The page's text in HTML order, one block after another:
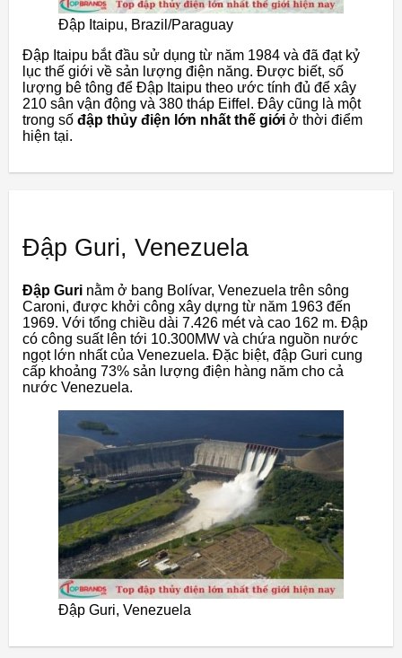
Đập Itaipu, Brazil/Paraguay
Đập Itaipu bắt đầu sử dụng từ năm 1984 và đã đạt kỷ
lục thế giới về sản lượng điện năng. Được biết, số
lượng bê tông để Đập Itaipu theo ước tính đủ để xây
210 sân vận động và 380 tháp Eiffel. Đây cũng là một
trong số đập thủy điện lớn nhất thế giới ở thời điểm
hiện tại.
Đập Guri, Venezuela
Đập Guri nằm ở bang Bolívar, Venezuela trên sông
Caroni, được khởi công xây dựng từ năm 1963 đến
1969. Với tổng chiều dài 7.426 mét và cao 162 m. Đập
có công suất lên tới 10.300MW và chứa nguồn nước
ngọt lớn nhất của Venezuela. Đặc biệt, đập Guri cung
cấp khoảng 73% sản lượng điện hàng năm cho cả
nước Venezuela.
Đập Guri, Venezuela